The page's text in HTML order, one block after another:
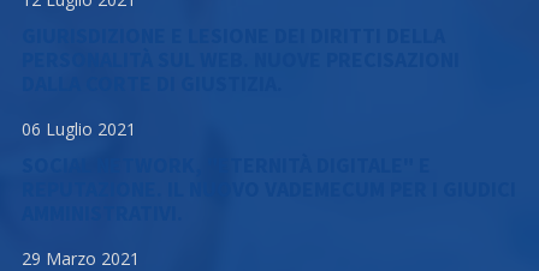
06 Luglio 2021
29 Marzo 2021